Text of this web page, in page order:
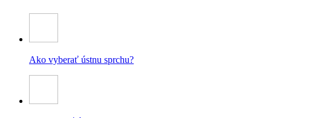
Ako vyberať ústnu sprchu?